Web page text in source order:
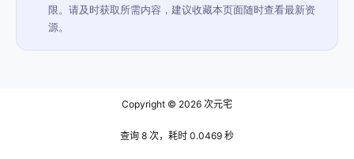
限。请及时获取所需内容，建议收藏本页面随时查看最新资
源。
Copyright © 2026 次元宅
查询 8 次，耗时 0.0469 秒